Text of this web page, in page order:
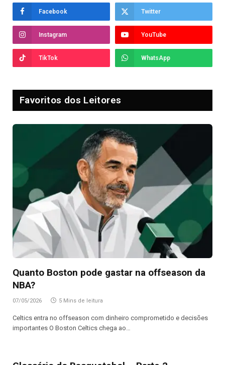
Facebook Twitter
Instagram YouTube
TikTok WhatsApp
Favoritos dos Leitores
Quanto Boston pode gastar na offseason da
NBA?
07/05/2026 5 Mins de leitura
Celtics entra no offseason com dinheiro comprometido e decisões
importantes O Boston Celtics chega ao…